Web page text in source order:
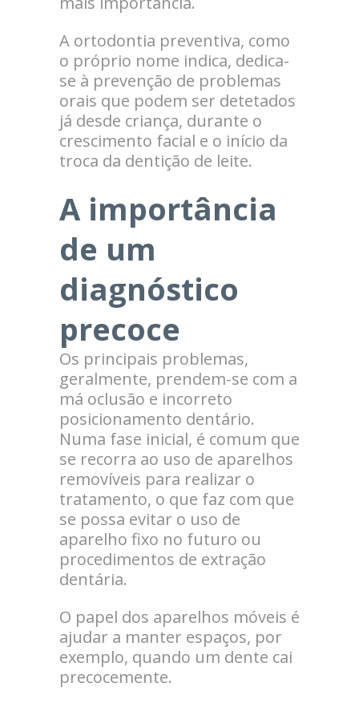
A ortodontia preventiva, como
o próprio nome indica, dedica-
se à prevenção de problemas
orais que podem ser detetados
já desde criança, durante o
crescimento facial e o início da
troca da dentição de leite.
A importância
de um
diagnóstico
precoce
Os principais problemas,
geralmente, prendem-se com a
má oclusão e incorreto
posicionamento dentário.
Numa fase inicial, é comum que
se recorra ao uso de aparelhos
removíveis para realizar o
tratamento, o que faz com que
se possa evitar o uso de
aparelho fixo no futuro ou
procedimentos de extração
dentária.
O papel dos aparelhos móveis é
ajudar a manter espaços, por
exemplo, quando um dente cai
precocemente.